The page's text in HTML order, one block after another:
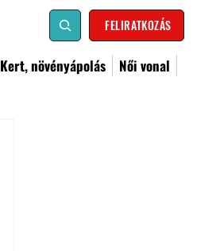
FELIRATKOZÁS
Kert, növényápolás
Női vonal